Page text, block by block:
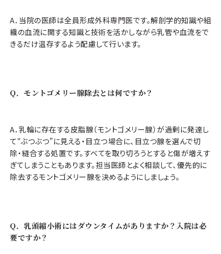
※施術当時の料金のため、現在の料金とは異なる場合がございます。
出血、感染、創離解
皮膚壊死
縫合糸の露出
※立体的な皮膚局面を直線に縫合していくことで皮膚の余剰が生じ、縫合部
の両側に膨らみができることがあります。 通常は施術後、半年くらいかけて
少しずつ小さくなります。 半年経過しても消えることがなく、どうしてもその
A．当院の医師は全員形成外科専門医です。解剖学的知識や組
織の血流に関する知識と技術を活かしながら乳管や血流をで
きるだけ温存するよう配慮して行います。
Q．モントゴメリー腺除去とは何ですか？
A．乳輪に存在する皮脂腺（モントゴメリー腺）が過剰に発達し
て“ぶつぶつ”に見える・目立つ場合に、目立つ腺を選んで切
除・縫合する処置です。すべてを取り切ろうとすると傷が増えす
ぎてしまうこともあります。担当医師とよく相談して、優先的に
除去するモントゴメリー腺を決めるようにしましょう。
Q．乳頭縮小術にはダウンタイムがありますか？入院は必
要ですか？